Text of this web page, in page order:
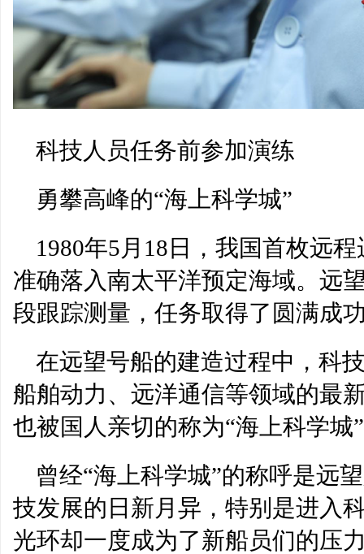
科技人员任务前参加演练
勇攀高峰的“海上科学城”
1980年5月18日，我国首枚远
准确落入南太平洋预定海域。远
段跟踪测量，任务取得了圆满成
在远望号船的建造过程中，科
船舶动力、远洋通信等领域的最
也被国人亲切的称为“海上科学城
曾经“海上科学城”的称呼是远
技发展的日新月异，特别是进入
光环却一度成为了新船员们的压